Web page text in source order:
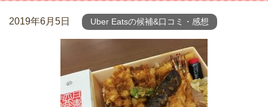
2019年6月5日 Uber Eatsの候補&口コミ・感想